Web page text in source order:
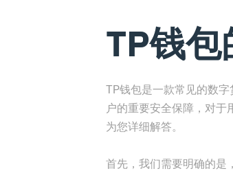
TP钱
TP钱包是一款常见的数
户的重要安全保障，对于
为您详细解答。
首先，我们需要明确的是